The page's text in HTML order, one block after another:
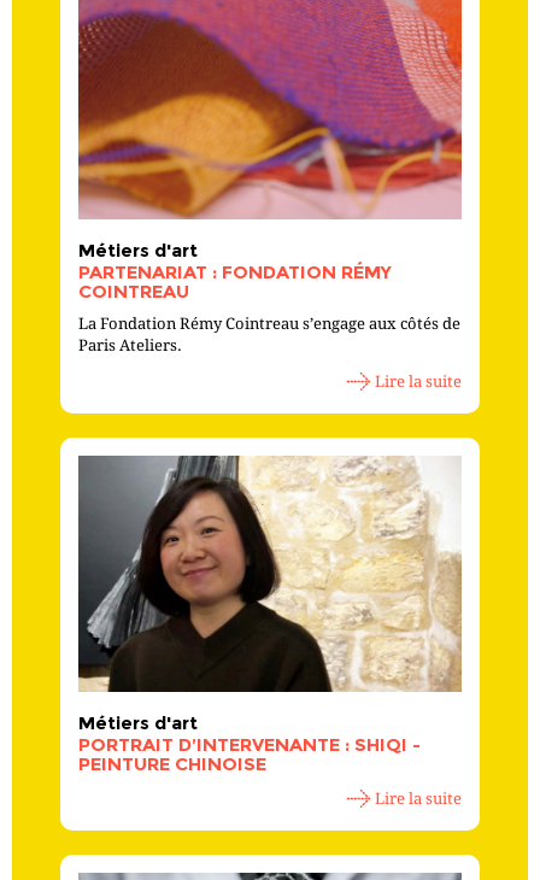
Métiers d'art
PARTENARIAT : FONDATION RÉMY
COINTREAU
La Fondation Rémy Cointreau s’engage aux côtés de
Paris Ateliers.
Lire la suite
Métiers d'art
PORTRAIT D’INTERVENANTE : SHIQI -
PEINTURE CHINOISE
Lire la suite